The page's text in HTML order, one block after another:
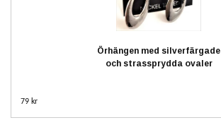
Örhängen med silverfärgade
och strassprydda ovaler
79 kr